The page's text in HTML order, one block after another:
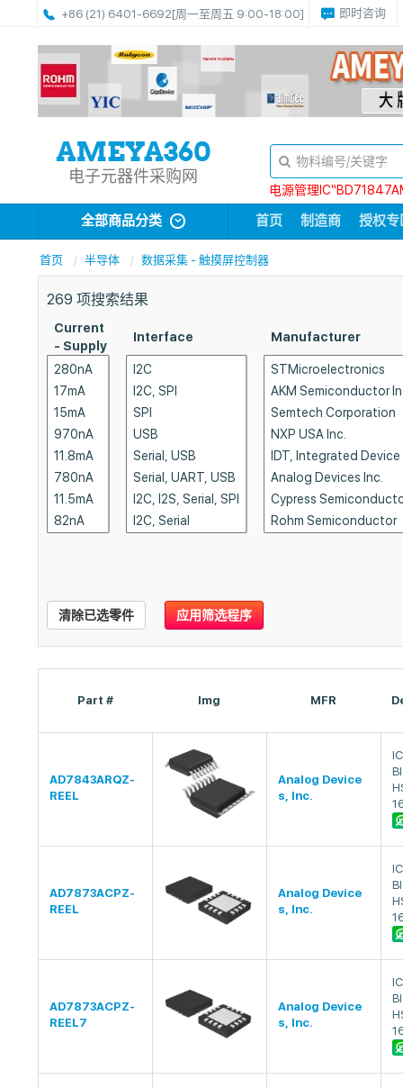
+86 (21) 6401-6692[周一至周五 9:00-18:00] 即时咨询
电子元器件采购网
电源管理
全部商品分类 首页 制造商 授权专
首页 半导体 数据采集 - 触摸屏控制器
269 项搜索结果
Current
- Supply
Interface Manufacturer
清除已选零件 应用筛选程序
Part # Img MFR
AD7843ARQZ-
REEL
Analog Device
s, Inc.
AD7873ACPZ-
REEL
Analog Device
s, Inc.
AD7873ACPZ-
REEL7
Analog Device
s, Inc.